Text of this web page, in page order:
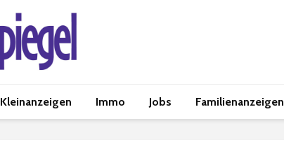
Kleinanzeigen Immo Jobs Familienanzeigen